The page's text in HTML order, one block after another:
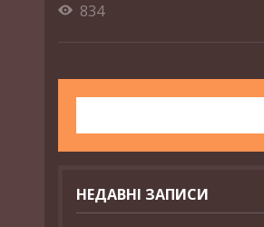
834
НЕДАВНІ ЗАПИСИ